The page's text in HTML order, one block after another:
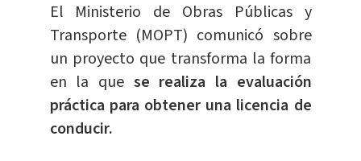
El Ministerio de Obras Públicas y
Transporte (MOPT) comunicó sobre
un proyecto que transforma la forma
en la que se realiza la evaluación
práctica para obtener una licencia de
conducir.